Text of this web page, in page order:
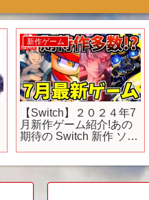
新作ゲーム
【Switch】２０２４年7
月新作ゲーム紹介!あの
期待の Switch 新作 ソフ